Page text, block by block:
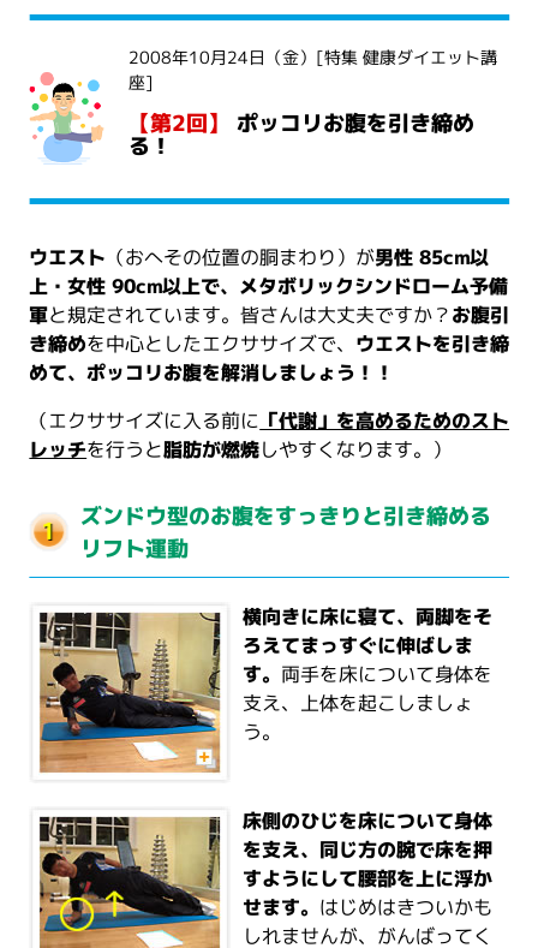
2008年10月24日（金） [特集 健康ダイエット講
座]
【第2回】 ポッコリお腹を引き締め
る！
ウエスト （おへその位置の胴まわり）が男性 85cm以
上・女性 90cm以上で、メタボリックシンドローム予備
軍と規定されています。皆さんは大丈夫ですか？お腹引
き締めを中心としたエクササイズで、 ウエストを引き締
めて、ポッコリお腹を解消しましょう！！
（エクササイズに入る前に 「代謝」を高めるためのスト
レッチを行うと脂肪が燃焼しやすくなります。）
ズンドウ型のお腹をすっきりと引き締める
リフト運動
横向きに床に寝て、両脚をそ
ろえてまっすぐに伸ばしま
す。 両手を床について身体を
支え、上体を起こしましょ
う。
床側のひじを床について身体
を支え、同じ方の腕で床を押
すようにして腰部を上に浮か
せます。 はじめはきついかも
しれませんが、がんばってく